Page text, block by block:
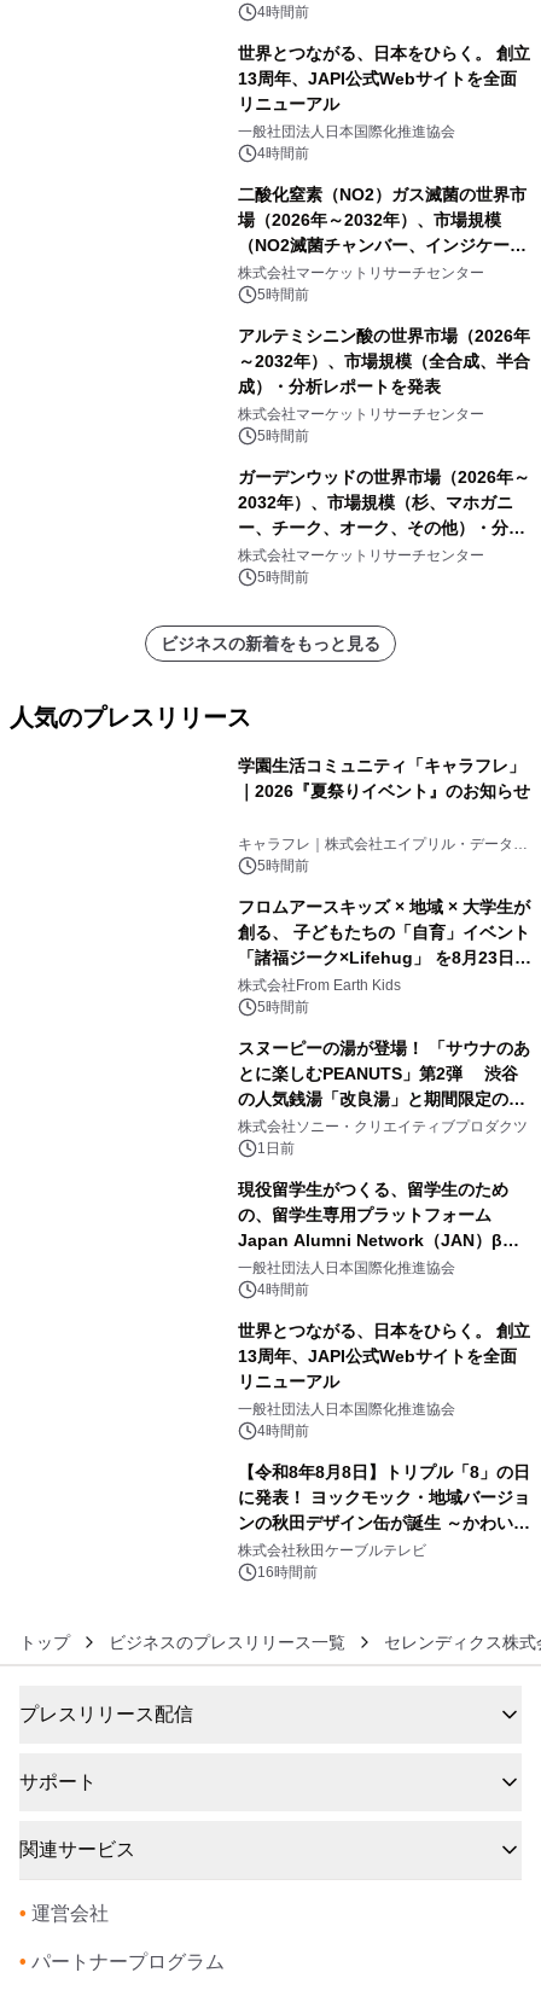
4時間前
世界とつながる、日本をひらく。 創立
13周年、JAPI公式Webサイトを全面
リニューアル
一般社団法人日本国際化推進協会
4時間前
二酸化窒素（NO2）ガス滅菌の世界市
場（2026年～2032年）、市場規模
（NO2滅菌チャンバー、インジケータ
ーおよびモニタリングシステム、その
他）・分析レポートを発表
株式会社マーケットリサーチセンター
5時間前
アルテミシニン酸の世界市場（2026年
～2032年）、市場規模（全合成、半合
成）・分析レポートを発表
株式会社マーケットリサーチセンター
5時間前
ガーデンウッドの世界市場（2026年～
2032年）、市場規模（杉、マホガニ
ー、チーク、オーク、その他）・分析
レポートを発表
株式会社マーケットリサーチセンター
5時間前
ビジネスの新着をもっと見る
人気のプレスリリース
学園生活コミュニティ「キャラフレ」
｜2026『夏祭りイベント』のお知らせ
キャラフレ｜株式会社エイプリル・データ・
デザインズ
5時間前
フロムアースキッズ × 地域 × 大学生が
創る、 子どもたちの「自育」イベント
「諸福ジーク×Lifehug」 を8月23日
(日)開催
株式会社From Earth Kids
5時間前
スヌーピーの湯が登場！ 「サウナのあ
とに楽しむPEANUTS」第2弾 渋谷
の人気銭湯「改良湯」と期間限定のコ
ラボレーション サウナイキタイコラ
ボグッズも発売決定！
株式会社ソニー・クリエイティブプロダクツ
1日前
現役留学生がつくる、留学生のため
の、留学生専用プラットフォーム
Japan Alumni Network（JAN）β版
をリリース
一般社団法人日本国際化推進協会
4時間前
世界とつながる、日本をひらく。 創立
13周年、JAPI公式Webサイトを全面
リニューアル
一般社団法人日本国際化推進協会
4時間前
【令和8年8月8日】トリプル「8」の日
に発表！ ヨックモック・地域バージョ
ンの秋田デザイン缶が誕生 ～かわいい
秋田犬の子犬と秋田の四季と名所を巡
るパッケージ～ 9月1日(火)秋田県内で
株式会社秋田ケーブルテレビ
16時間前
トップ ビジネスのプレスリリース一覧 セレンディクス株式
プレスリリース配信
サポート
関連サービス
• 運営会社
• パートナープログラム